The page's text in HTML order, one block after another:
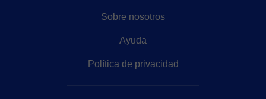
Sobre nosotros
Ayuda
Política de privacidad